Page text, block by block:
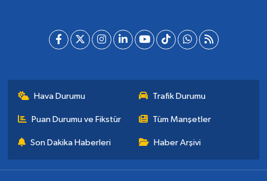
Hava Durumu Trafik Durumu
Puan Durumu ve Fikstür Tüm Manşetler
Son Dakika Haberleri Haber Arşivi